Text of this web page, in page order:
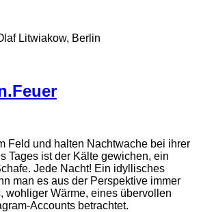
Litwiakow, Berlin
Feld und halten Nachtwache bei ihrer
Tages ist der Kälte gewichen, ein
Jede Nacht! Ein idyllisches
man es aus der Perspektive immer
wohliger Wärme, eines übervollen
Accounts betrachtet.